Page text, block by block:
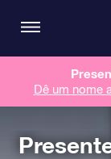
Dê um nome